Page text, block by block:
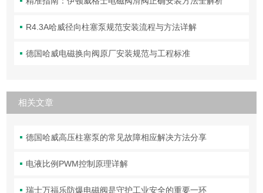
R4.3A哈威径向柱塞泵规范安装流程与方法详解
德国哈威电磁换向阀原厂安装规范与工程标准
相关文章
德国哈威高压柱塞泵的常见故障相应解决方法分享
电液比例PWM控制原理详解
瑞士万福乐防爆电磁阀是守护工业安全的重要一环